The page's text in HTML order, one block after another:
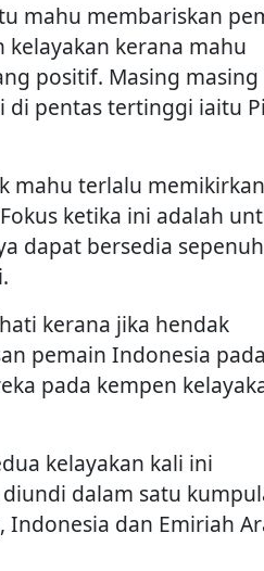
mahu membariskan
kerana mahu
positif. Masing masing
pentas tertinggi iaitu
mahu terlalu memikirkan
ketika ini adalah
dapat bersedia
kerana jika hendak
pemain Indonesia pada
pada kempen
kelayakan kali ini
dalam satu
Indonesia dan Emiriah